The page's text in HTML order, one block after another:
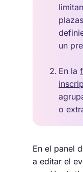
un
En la
o
En el panel
a editar el